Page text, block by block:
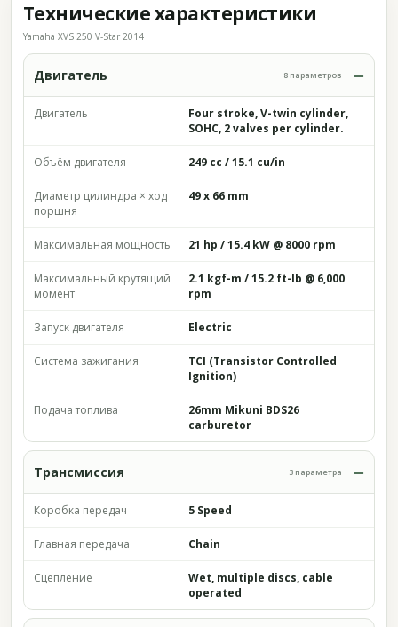
Технические характеристики
Yamaha XVS 250 V-Star 2014
Двигатель 8 параметров
Двигатель
Four stroke, V-twin cylinder,
SOHC, 2 valves per cylinder.
Объём двигателя 249 cc / 15.1 cu/in
Диаметр цилиндра × ход
поршня
49 x 66 mm
Максимальная мощность 21 hp / 15.4 kW @ 8000 rpm
Максимальный крутящий
момент
2.1 kgf-m / 15.2 ft-lb @ 6,000
rpm
Запуск двигателя Electric
Система зажигания
TCI (Transistor Controlled
Ignition)
Подача топлива
26mm Mikuni BDS26
carburetor
Трансмиссия 3 параметра
Коробка передач 5 Speed
Главная передача Chain
Сцепление
Wet, multiple discs, cable
operated